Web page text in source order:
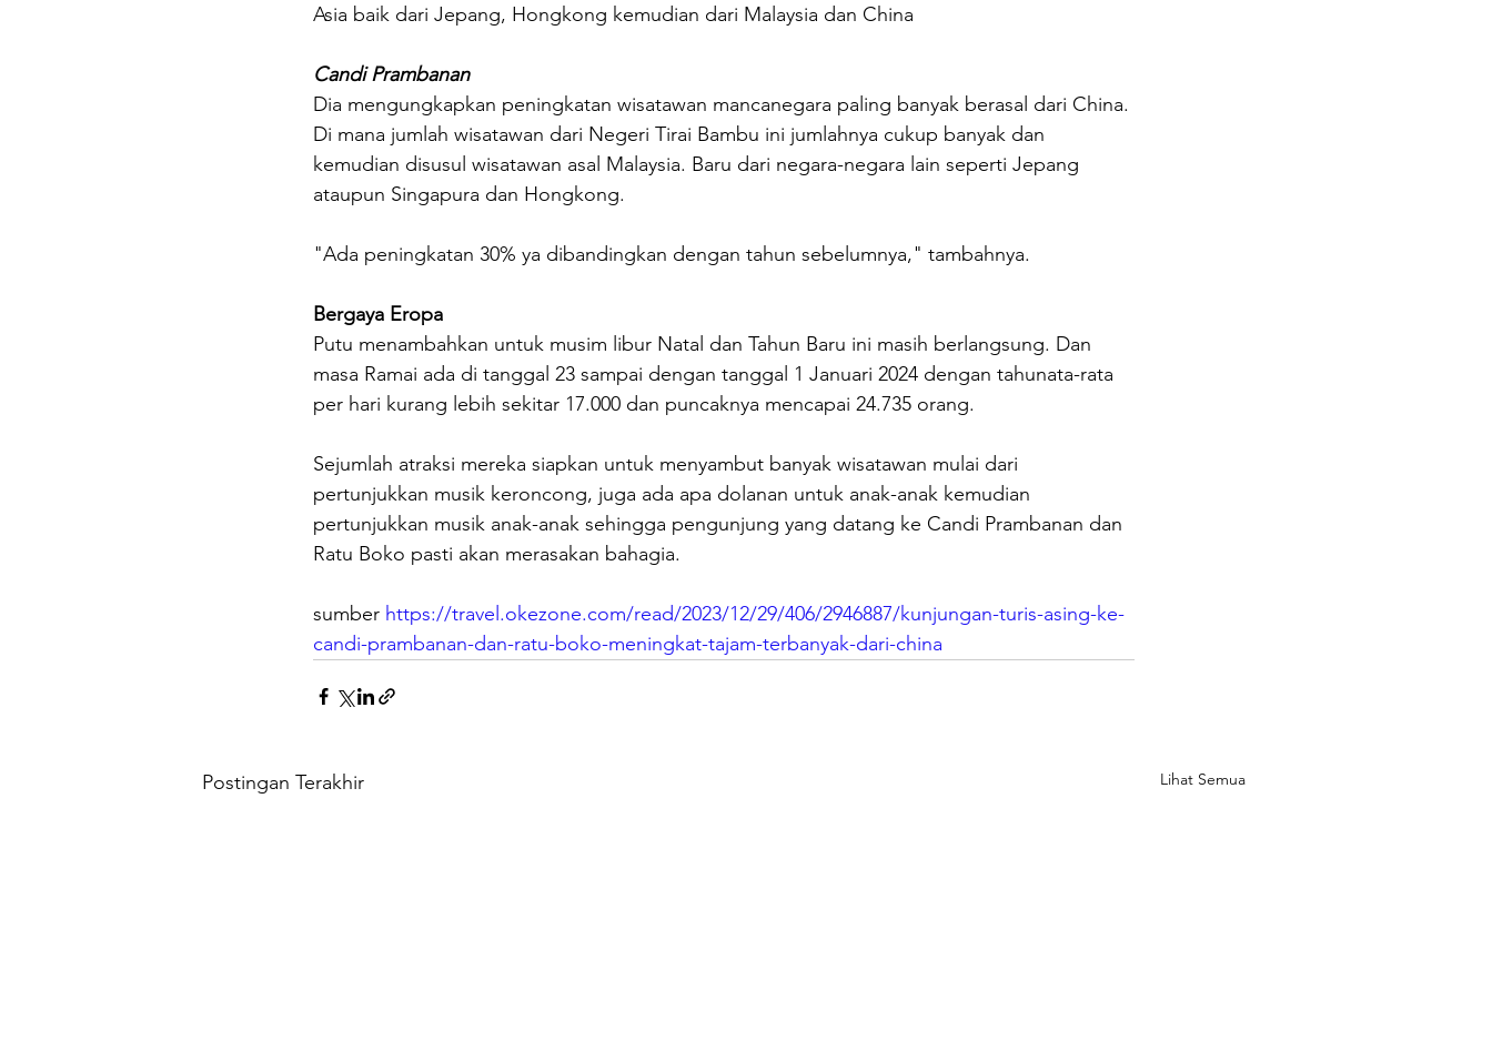
Asia baik dari Jepang, Hongkong kemudian dari Malaysia dan China
Candi Prambanan
Dia mengungkapkan peningkatan wisatawan mancanegara paling banyak berasal dari China.
Di mana jumlah wisatawan dari Negeri Tirai Bambu ini jumlahnya cukup banyak dan
kemudian disusul wisatawan asal Malaysia. Baru dari negara-negara lain seperti Jepang
ataupun Singapura dan Hongkong.
"Ada peningkatan 30% ya dibandingkan dengan tahun sebelumnya," tambahnya.
Bergaya Eropa
Putu menambahkan untuk musim libur Natal dan Tahun Baru ini masih berlangsung. Dan
masa Ramai ada di tanggal 23 sampai dengan tanggal 1 Januari 2024 dengan tahunata-rata
per hari kurang lebih sekitar 17.000 dan puncaknya mencapai 24.735 orang.
Sejumlah atraksi mereka siapkan untuk menyambut banyak wisatawan mulai dari
pertunjukkan musik keroncong, juga ada apa dolanan untuk anak-anak kemudian
pertunjukkan musik anak-anak sehingga pengunjung yang datang ke Candi Prambanan dan
Ratu Boko pasti akan merasakan bahagia.
sumber https://travel.okezone.com/read/2023/12/29/406/2946887/kunjungan-turis-asing-ke-
candi-prambanan-dan-ratu-boko-meningkat-tajam-terbanyak-dari-china
Postingan Terakhir Lihat Semua